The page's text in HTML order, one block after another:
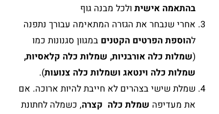
בהתאמה אישית ולכל מבנה גוף
אחרי שנבחר את הגזרה המתאימה עבורך נתפנה
להוספת הפרטים הקטנים במגוון סגנונות כמו
(שמלות כלה אורבניות, שמלות כלה קלאסיות,
שמלות כלה וינטאג ושמלות כלה צנועות).
שמלת שישי בצהרים לא חייבת להיות ארוכה. אם
את מעדיפה שמלת כלה קצרה, כשמלה לחתונת